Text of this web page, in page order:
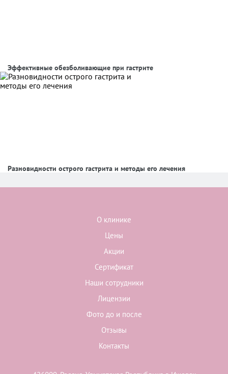
Эффективные обезболивающие при гастрите
Разновидности острого гастрита и методы его лечения
О клинике
Цены
Акции
Сертификат
Наши сотрудники
Лицензии
Фото до и после
Отзывы
Контакты